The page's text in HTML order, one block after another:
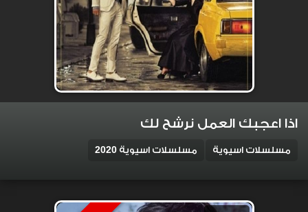
اذا اعجبك العمل نرشح لك
مسلسلات اسيوية مسلسلات اسيوية 2020